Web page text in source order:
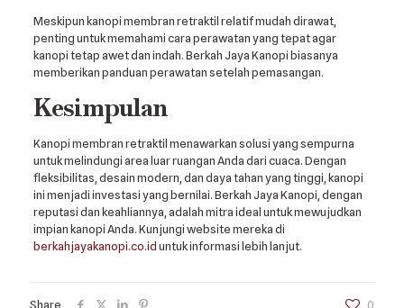
Meskipun kanopi membran retraktil relatif mudah dirawat,
penting untuk memahami cara perawatan yang tepat agar
kanopi tetap awet dan indah. Berkah Jaya Kanopi biasanya
memberikan panduan perawatan setelah pemasangan.
Kesimpulan
Kanopi membran retraktil menawarkan solusi yang sempurna
untuk melindungi area luar ruangan Anda dari cuaca. Dengan
fleksibilitas, desain modern, dan daya tahan yang tinggi, kanopi
ini menjadi investasi yang bernilai. Berkah Jaya Kanopi, dengan
reputasi dan keahliannya, adalah mitra ideal untuk mewujudkan
impian kanopi Anda. Kunjungi website mereka di
berkahjayakanopi.co.iduntuk informasi lebih lanjut.
Share 0